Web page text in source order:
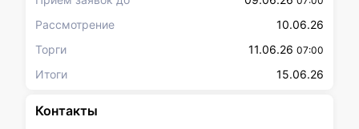
Рассмотрение
10.06.26
Торги
11.06.26 07:00
Итоги 15.06.26
Контакты